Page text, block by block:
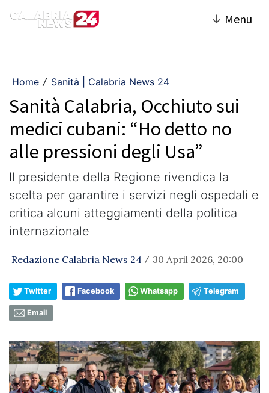
↓ Menu
Home / Sanità | Calabria News 24
Sanità Calabria, Occhiuto sui
medici cubani: “Ho detto no
alle pressioni degli Usa”
Il presidente della Regione rivendica la
scelta per garantire i servizi negli ospedali e
critica alcuni atteggiamenti della politica
internazionale
Redazione Calabria News 24 / 30 April 2026, 20:00
Twitter Facebook Whatsapp Telegram
Email